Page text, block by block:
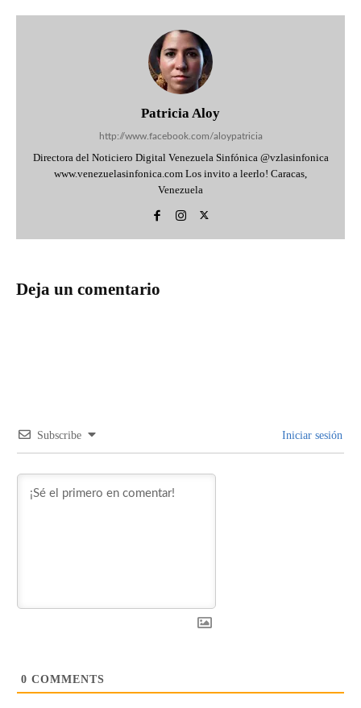
Patricia Aloy
http://www.facebook.com/aloypatricia
Directora del Noticiero Digital Venezuela Sinfónica @vzlasinfonica
www.venezuelasinfonica.com Los invito a leerlo! Caracas,
Venezuela
Deja un comentario
Subscribe Iniciar sesión
0 COMMENTS